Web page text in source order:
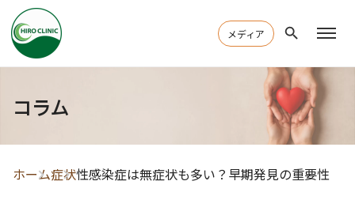
メディア
コラム
ホーム症状性感染症は無症状も多い？早期発見の重要性